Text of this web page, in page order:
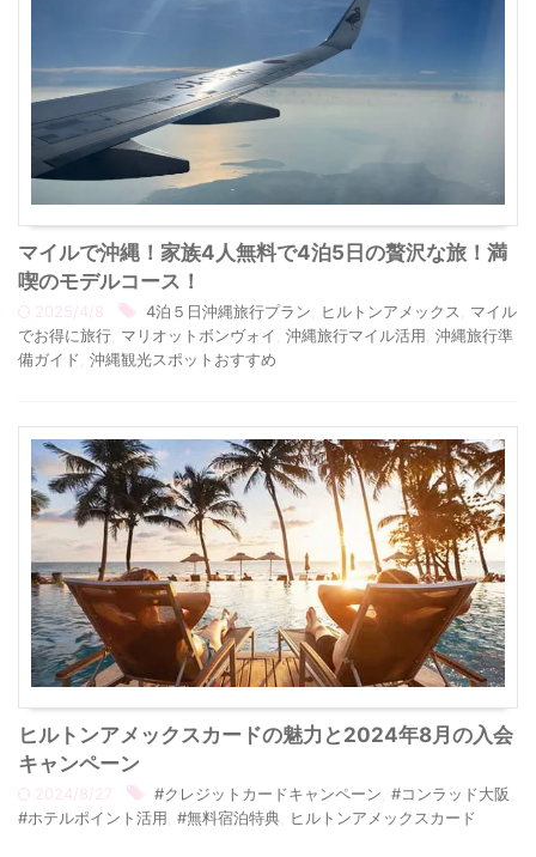
マイルで沖縄！家族4人無料で4泊5日の贅沢な旅！満
喫のモデルコース！
2025/4/8 4泊５日沖縄旅行プラン ヒルトンアメックス
マイル
でお得に旅行 マリオットボンヴォイ 沖縄旅行マイル活用 沖縄旅行準
備ガイド
沖縄観光スポットおすすめ
ヒルトンアメックスカードの魅力と2024年8月の入会
キャンペーン
2024/8/27 #クレジットカードキャンペーン #コンラッド大阪
#ホテルポイント活用 #無料宿泊特典 ヒルトンアメックスカード